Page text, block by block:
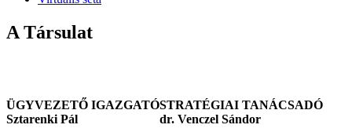
A Társulat
ÜGYVEZETŐ IGAZGATÓ
Sztarenki Pál
STRATÉGIAI TANÁCSADÓ
dr. Venczel Sándor